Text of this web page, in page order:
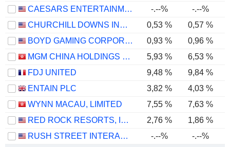
CAESARS ENTERTAINMENT, INC.
-.--% -.--%
CHURCHILL DOWNS INCORPORATED
0,53 % 0,57 %
BOYD GAMING CORPORATION
0,93 % 0,96 %
MGM CHINA HOLDINGS LIMITED
5,93 %
6,53 %
FDJ UNITED
9,48 % 9,84 %
ENTAIN PLC
3,82 %
4,03 %
WYNN MACAU, LIMITED
7,55 % 7,63 %
RED ROCK RESORTS, INC.
2,76 % 1,86 %
RUSH STREET INTERACTIVE, INC.
-.--% -.--%